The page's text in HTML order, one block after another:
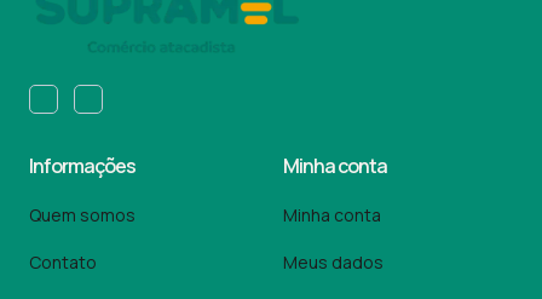
Informações
Quem somos
Contato
Minha conta
Minha conta
Meus dados